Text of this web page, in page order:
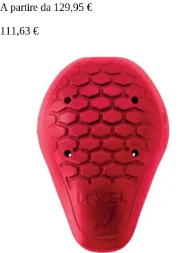
A partire da 129,95 €
111,63 €